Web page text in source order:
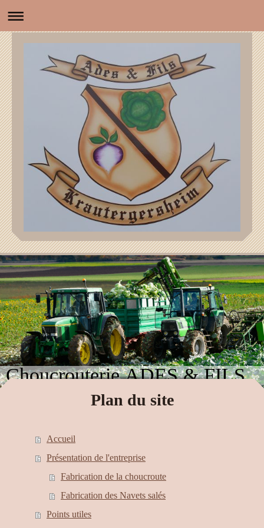
Choucrouterie ADES & FILS
Plan du site
Accueil
Présentation de l'entreprise
Fabrication de la choucroute
Fabrication des Navets salés
Points utiles